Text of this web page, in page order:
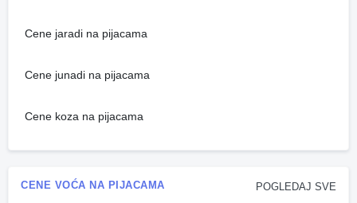
Cene jaradi na pijacama
Cene junadi na pijacama
Cene koza na pijacama
POGLEDAJ SVE
CENE VOĆA NA PIJACAMA